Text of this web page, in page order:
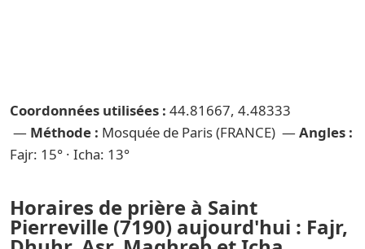
Coordonnées utilisées : 44.81667, 4.48333
— Méthode : Mosquée de Paris (FRANCE) — Angles :
Fajr: 15° · Icha: 13°
Horaires de prière à Saint
Pierreville (7190) aujourd'hui : Fajr,